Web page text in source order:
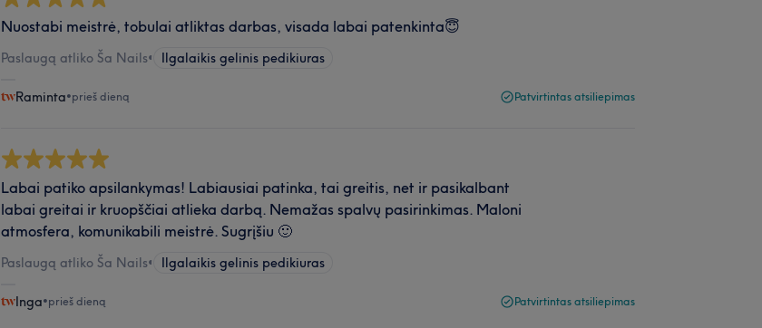
Nuostabi meistrė, tobulai atliktas darbas, visada labai patenkinta😇
Paslaugą atliko Ša Nails• Ilgalaikis gelinis pedikiuras
Raminta•prieš dieną Patvirtintas atsiliepimas
Labai patiko apsilankymas! Labiausiai patinka, tai greitis, net ir pasikalbant
labai greitai ir kruopščiai atlieka darbą. Nemažas spalvų pasirinkimas. Maloni
atmosfera, komunikabili meistrė. Sugrįšiu 🙂
Paslaugą atliko Ša Nails• Ilgalaikis gelinis pedikiuras
Inga•prieš dieną Patvirtintas atsiliepimas